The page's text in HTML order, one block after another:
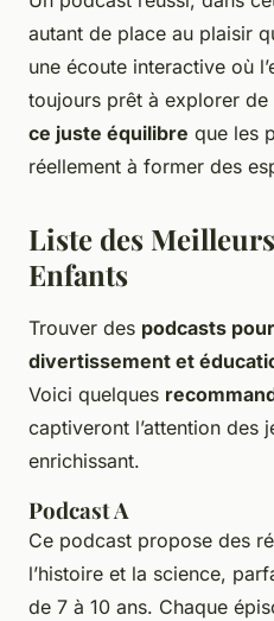
autant de place au plaisir
une écoute interactive où
toujours prêt à explorer de
ce juste équilibre que les
réellement à former des
Liste des
Enfants
Trouver des podcasts
divertissement et
Voici quelques
captiveront l’attention des
enrichissant.
Podcast A
Ce podcast propose des
l’histoire et la science,
de 7 à 10 ans. Chaque